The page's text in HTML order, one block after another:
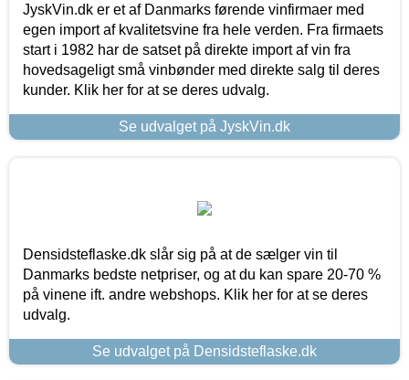
JyskVin.dk er et af Danmarks førende vinfirmaer med
egen import af kvalitetsvine fra hele verden. Fra firmaets
start i 1982 har de satset på direkte import af vin fra
hovedsageligt små vinbønder med direkte salg til deres
kunder. Klik her for at se deres udvalg.
Se udvalget på JyskVin.dk
Densidsteflaske.dk slår sig på at de sælger vin til
Danmarks bedste netpriser, og at du kan spare 20-70 %
på vinene ift. andre webshops. Klik her for at se deres
udvalg.
Se udvalget på Densidsteflaske.dk